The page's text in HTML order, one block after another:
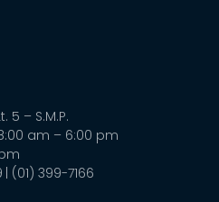
5 – S.M.P.
am – 6:00 pm
| (01) 399-7166